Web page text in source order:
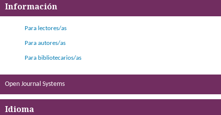
Información
Para lectores/as
Para autores/as
Para bibliotecarios/as
Open Journal Systems
Idioma